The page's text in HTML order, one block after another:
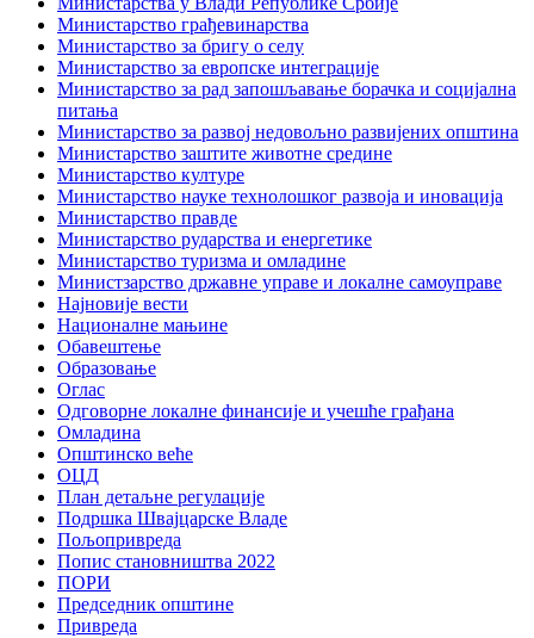
Министарство грађевинарства
Министарство за бригу о селу
Министарство за европске интеграције
Министарство за рад запошљавање борачка и социјална
питања
Министарство за развој недовољно развијених општина
Министарство заштите животне средине
Министарство културе
Министарство науке технолошког развоја и иновација
Министарство правде
Министарство рударства и енергетике
Министарство туризма и омладине
Министзарство државне управе и локалне самоуправе
Најновије вести
Националне мањине
Обавештење
Образовање
Оглас
Одговорне локалне финансије и учешће грађана
Омладина
Општинско веће
ОЦД
План детаљне регулације
Подршка Швајцарске Владе
Пољопривреда
Попис становништва 2022
ПОРИ
Председник општине
Привреда